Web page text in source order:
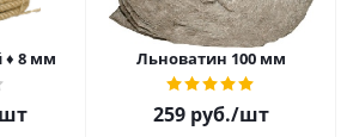
♦ 8 мм Льноватин 100 мм
259 руб./шт